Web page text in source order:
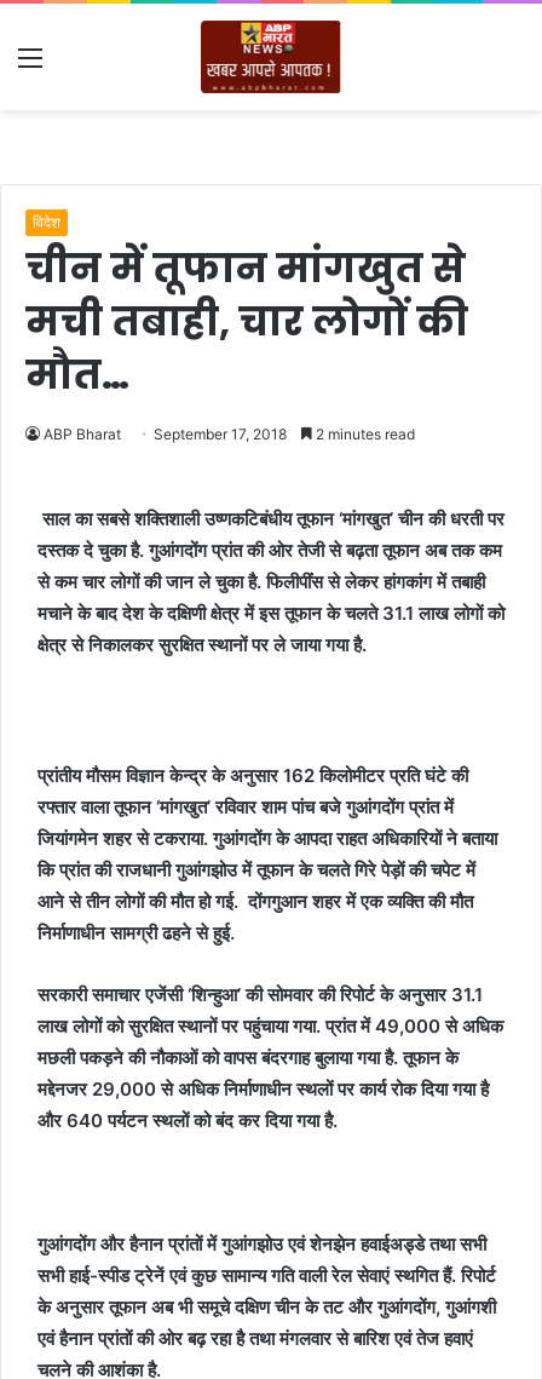
Menu
विदेश
चीन में तूफान मांगखुत से
मची तबाही, चार लोगों की
मौत…
ABP Bharat September 17, 2018 2 minutes read
साल का सबसे शक्तिशाली उष्णकटिबंधीय तूफान ‘मांगखुत’ चीन की धरती पर
दस्तक दे चुका है. गुआंगदोंग प्रांत की ओर तेजी से बढ़ता तूफान अब तक कम
से कम चार लोगों की जान ले चुका है. फिलीपींंस से लेकर हांगकांग में तबाही
मचाने के बाद देश के दक्षिणी क्षेत्र में इस तूफान के चलते 31.1 लाख लोगों को
क्षेत्र से निकालकर सुरक्षित स्थानों पर ले जाया गया है.
प्रांतीय मौसम विज्ञान केन्द्र के अनुसार 162 किलोमीटर प्रति घंटे की
रफ्तार वाला तूफान ‘मांगखुत’ रविवार शाम पांच बजे गुआंगदोंग प्रांत में
जियांगमेन शहर से टकराया. गुआंगदोंग के आपदा राहत अधिकारियों ने बताया
कि प्रांत की राजधानी गुआंगझोउ में तूफान के चलते गिरे पेड़ों की चपेट में
आने से तीन लोगों की मौत हो गई. दोंगगुआन शहर में एक व्यक्ति की मौत
निर्माणाधीन सामग्री ढहने से हुई.
सरकारी समाचार एजेंसी ‘शिन्हुआ’ की सोमवार की रिपोर्ट के अनुसार 31.1
लाख लोगों को सुरक्षित स्थानों पर पहुंचाया गया. प्रांत में 49,000 से अधिक
मछली पकड़ने की नौकाओं को वापस बंदरगाह बुलाया गया है. तूफान के
मद्देनजर 29,000 से अधिक निर्माणाधीन स्थलों पर कार्य रोक दिया गया है
और 640 पर्यटन स्थलों को बंद कर दिया गया है.
गुआंगदोंग और हैनान प्रांतों में गुआंगझोउ एवं शेनझेन हवाईअड्डे तथा सभी
सभी हाई-स्पीड ट्रेनें एवं कुछ सामान्य गति वाली रेल सेवाएं स्थगित हैं. रिपोर्ट
के अनुसार तूफान अब भी समूचे दक्षिण चीन के तट और गुआंगदोंग, गुआंगशी
एवं हैनान प्रांतों की ओर बढ़ रहा है तथा मंगलवार से बारिश एवं तेज हवाएं
चलने की आशंका है.